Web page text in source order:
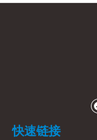
快速链接